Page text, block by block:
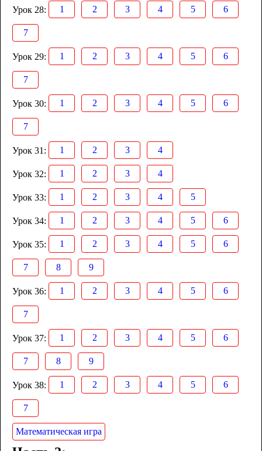
Урок 28: 1 2 3 4 5 6
7
Урок 29: 1 2 3 4 5 6
7
Урок 30: 1 2 3 4 5 6
7
Урок 31: 1 2 3 4
Урок 32: 1 2 3 4
Урок 33: 1 2 3 4 5
Урок 34: 1 2 3 4 5 6
Урок 35: 1 2 3 4 5 6
7 8 9
Урок 36: 1 2 3 4 5 6
7
Урок 37: 1 2 3 4 5 6
7 8 9
Урок 38: 1 2 3 4 5 6
7
Математическая игра